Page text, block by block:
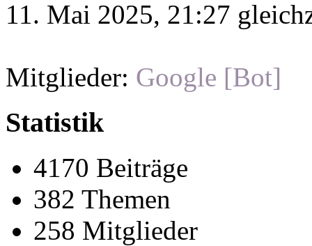
11. Mai 2025, 21:27
Mitglieder: Google [Bot]
Statistik
4170 Beiträge
382 Themen
258 Mitglieder